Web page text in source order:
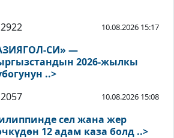
2922 10.08.2026 15:17
СИ» —
2026-жылкы
Кубогунун ..>
2057
10.08.2026 15:08
сел жана жер
12 адам каза болд ..>